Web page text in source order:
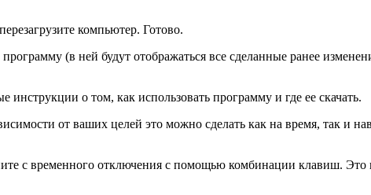
компьютер. Готово.
(в ней будут отображаться все сделанные ранее
о том, как использовать программу и где ее скачать.
от ваших целей это можно сделать как на время, так и
с временного отключения с помощью комбинации клавиш.